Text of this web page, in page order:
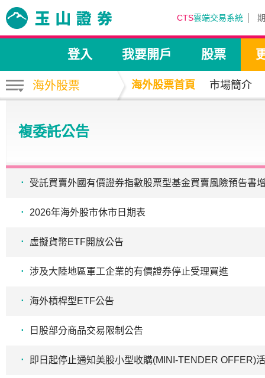
CTS雲端交易系統
登入 我要開戶 股票
海外股票 海外股票首頁 市場簡介
複委託公告
受託買賣外國有價證券指數股票型基金買賣風險預告書
2026年海外股市休市日期表
虛擬貨幣ETF開放公告
涉及大陸地區軍工企業的有價證券停止受理買進
海外槓桿型ETF公告
日股部分商品交易限制公告
即日起停止通知美股小型收購(MINI-TENDER OFFER)